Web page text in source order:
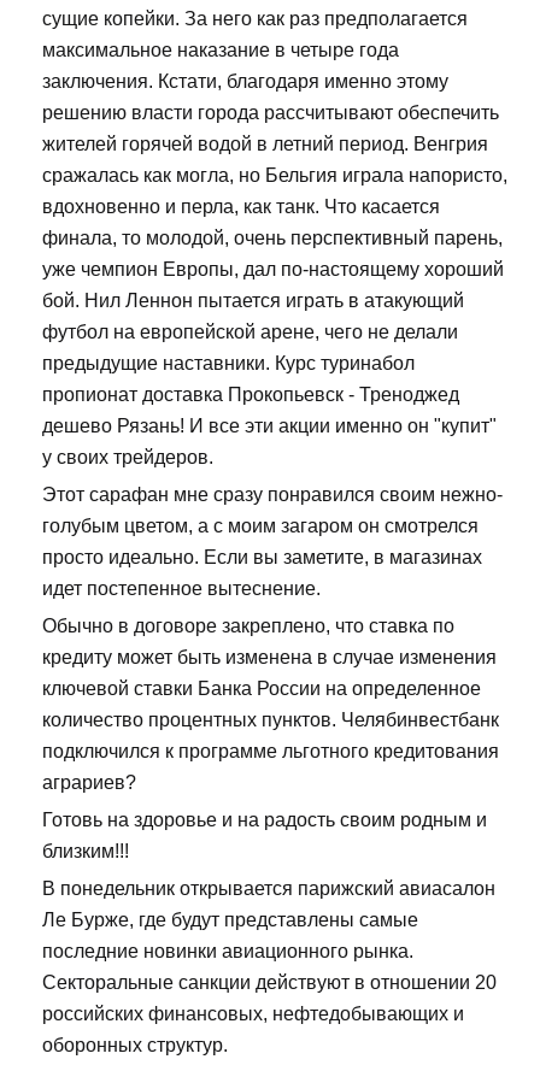
сущие копейки. За него как раз предполагается
максимальное наказание в четыре года
заключения. Кстати, благодаря именно этому
решению власти города рассчитывают обеспечить
жителей горячей водой в летний период. Венгрия
сражалась как могла, но Бельгия играла напористо,
вдохновенно и перла, как танк. Что касается
финала, то молодой, очень перспективный парень,
уже чемпион Европы, дал по-настоящему хороший
бой. Нил Леннон пытается играть в атакующий
футбол на европейской арене, чего не делали
предыдущие наставники. Курс туринабол
пропионат доставка Прокопьевск - Треноджед
дешево Рязань! И все эти акции именно он "купит"
у своих трейдеров.
Этот сарафан мне сразу понравился своим нежно-
голубым цветом, а с моим загаром он смотрелся
просто идеально. Если вы заметите, в магазинах
идет постепенное вытеснение.
Обычно в договоре закреплено, что ставка по
кредиту может быть изменена в случае изменения
ключевой ставки Банка России на определенное
количество процентных пунктов. Челябинвестбанк
подключился к программе льготного кредитования
аграриев?
Готовь на здоровье и на радость своим родным и
близким!!!
В понедельник открывается парижский авиасалон
Ле Бурже, где будут представлены самые
последние новинки авиационного рынка.
Секторальные санкции действуют в отношении 20
российских финансовых, нефтедобывающих и
оборонных структур.